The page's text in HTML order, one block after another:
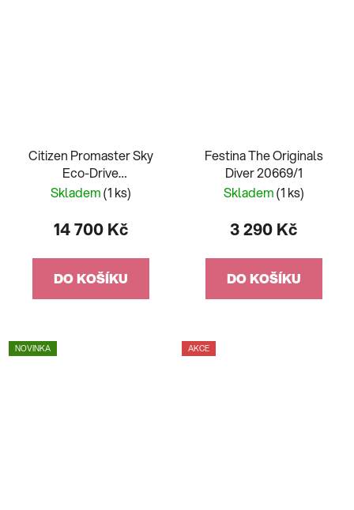
Citizen Promaster Sky
Eco-Drive
RadioControlled
Skladem(1 ks)
14 700 Kč
DO KOŠÍKU
Festina The Originals
Diver 20669/1
Skladem(1 ks)
3 290 Kč
DO KOŠÍKU
NOVINKA AKCE